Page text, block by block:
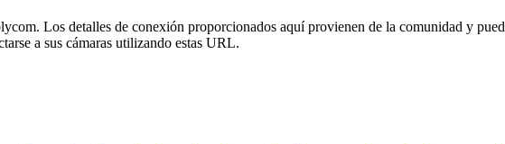
Los detalles de conexión proporcionados aquí provienen de la comunidad y
a sus cámaras utilizando estas URL.